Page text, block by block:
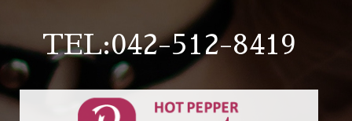
TEL:042-512-8419